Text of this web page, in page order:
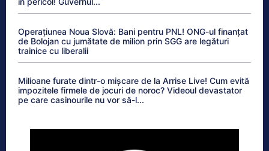
Operațiunea Noua Slovă: Bani pentru PNL! ONG-ul finanțat
de Bolojan cu jumătate de milion prin SGG are legături
trainice cu liberalii
Milioane furate dintr-o mișcare de la Arrise Live! Cum evită
impozitele firmele de jocuri de noroc? Videoul devastator
pe care casinourile nu vor să-l...